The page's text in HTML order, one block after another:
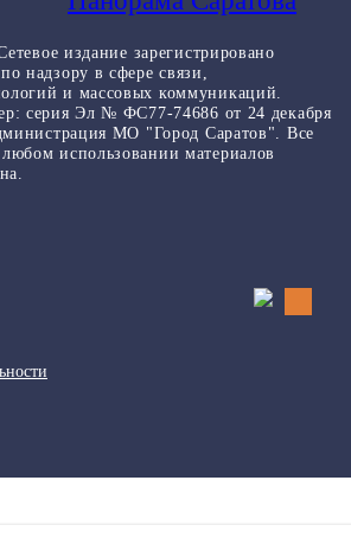
издание зарегистрировано
надзору в сфере связи,
и массовых коммуникаций.
серия Эл № ФС77-74686 от 24 декабря
МО "Город Саратов". Все
использовании материалов